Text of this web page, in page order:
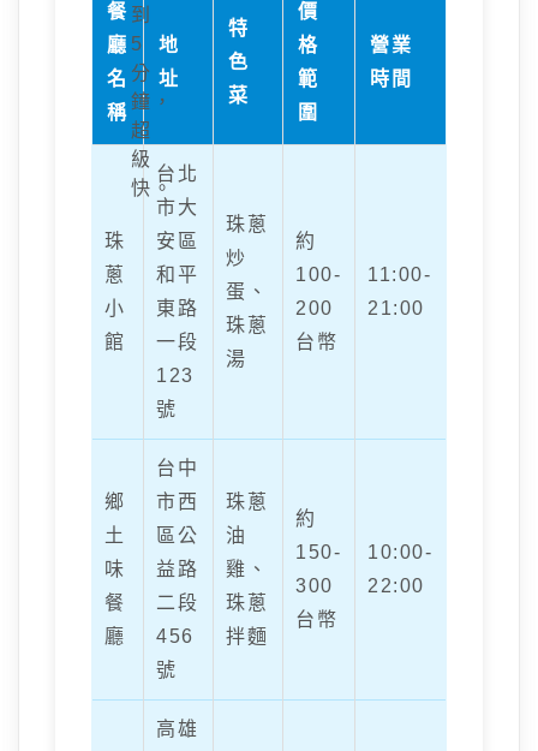
到
5
分
鐘，
超
級
快。
餐
廳
名
稱
地
址
特
色
菜
價
格
範
圍
營業
時間
珠
蔥
小
館
台北
市大
安區
和平
東路
一段
123
號
珠蔥
炒
蛋、
珠蔥
湯
約
100-
200
台幣
11:00-
21:00
鄉
土
味
餐
廳
台中
市西
區公
益路
二段
456
號
珠蔥
油
雞、
珠蔥
拌麵
約
150-
300
台幣
10:00-
22:00
高雄